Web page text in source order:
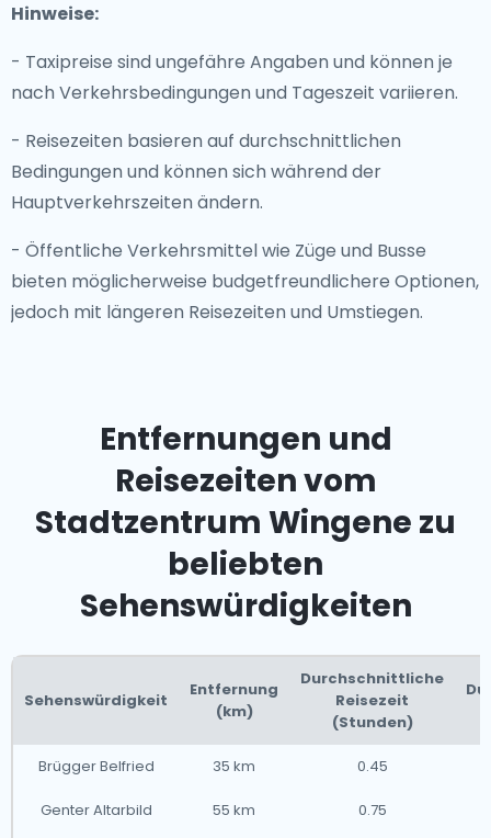
Hinweise:
- Taxipreise sind ungefähre Angaben und können je
nach Verkehrsbedingungen und Tageszeit variieren.
- Reisezeiten basieren auf durchschnittlichen
Bedingungen und können sich während der
Hauptverkehrszeiten ändern.
- Öffentliche Verkehrsmittel wie Züge und Busse
bieten möglicherweise budgetfreundlichere Optionen,
jedoch mit längeren Reisezeiten und Umstiegen.
Entfernungen und
Reisezeiten vom
Stadtzentrum Wingene zu
beliebten
Sehenswürdigkeiten
Sehenswürdigkeit
Entfernung
(km)
Durchschnittliche
Reisezeit
(Stunden)
Brügger Belfried 35 km 0.45
Genter Altarbild 55 km 0.75